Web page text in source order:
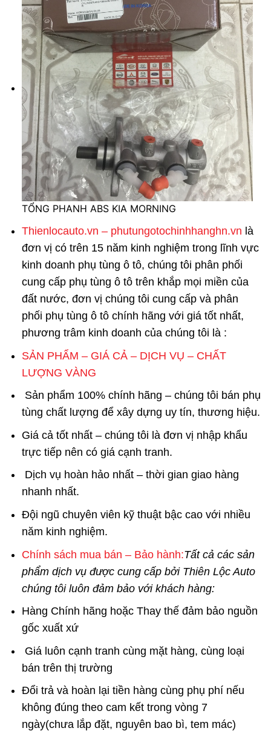
TỔNG PHANH ABS KIA MORNING
Thienlocauto.vn – phutungotochinhhanghn.vn là
đơn vị có trên 15 năm kinh nghiệm trong lĩnh vực
kinh doanh phụ tùng ô tô, chúng tôi phân phối
cung cấp phụ tùng ô tôtrên khắp mọi miền của
đất nước, đơn vị chúng tôi cung cấp và phân
phối phụ tùng ô tôchính hãng với giá tốt nhất,
phương trâm kinh doanh của chúng tôi là :
SẢN PHẨM – GIÁ CẢ – DỊCH VỤ – CHẤT
LƯỢNG VÀNG
Sản phẩm 100% chính hãng – chúng tôi bán phụ
tùng chất lượng để xây dựng uy tín, thương hiệu.
Giá cả tốt nhất – chúng tôi là đơn vị nhập khẩu
trực tiếp nên có giá cạnh tranh.
Dịch vụ hoàn hảo nhất – thời gian giao hàng
nhanh nhất.
Đội ngũ chuyên viên kỹ thuật bậc cao với nhiều
năm kinh nghiệm.
Chính sách mua bán – Bảo hành:Tất cả các sản
phẩm dịch vụ được cung cấp bởi Thiên Lộc Auto
chúng tôi luôn đảm bảo với khách hàng:
Hàng Chính hãng hoặc Thay thế đảm bảo nguồn
gốc xuất xứ
Giá luôn cạnh tranh cùng mặt hàng, cùng loại
bán trên thị trường
Đổi trả và hoàn lại tiền hàng cùng phụ phí nếu
không đúng theo cam kết trong vòng 7
ngày(chưa lắp đặt, nguyên bao bì, tem mác)